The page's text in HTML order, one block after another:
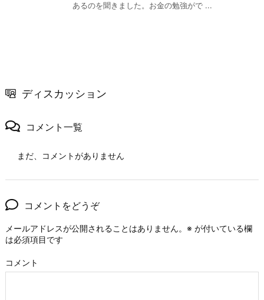
あるのを聞きました。お金の勉強がで ...
ディスカッション
コメント一覧
まだ、コメントがありません
コメントをどうぞ
メールアドレスが公開されることはありません。 ※ が付いている欄
は必須項目です
コメント